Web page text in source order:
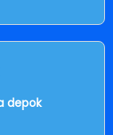
depok